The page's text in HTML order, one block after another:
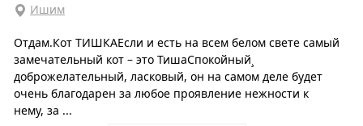
Ишим
Отдам.Кот ТИШКАЕсли и есть на всем белом свете самый
замечательный кот – это ТишаСпокойный¸
доброжелательный, ласковый, он на самом деле будет
очень благодарен за любое проявление нежности к
нему, за ...